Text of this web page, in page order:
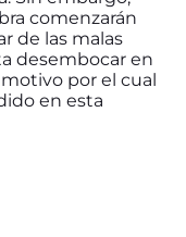
comenzarán
de las malas
desembocar en
por el cual
en esta